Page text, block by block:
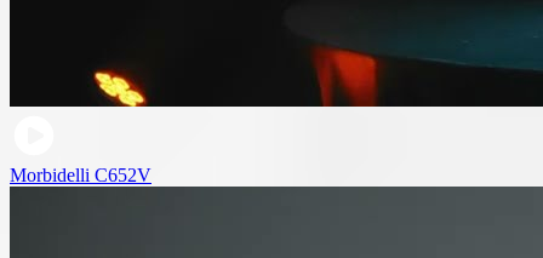
Morbidelli C652V